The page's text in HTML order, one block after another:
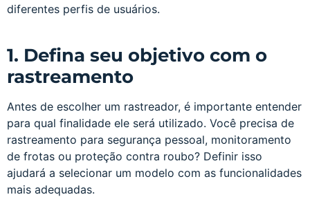
diferentes perfis de usuários.
1. Defina seu objetivo com o
rastreamento
Antes de escolher um rastreador, é importante entender
para qual finalidade ele será utilizado. Você precisa de
rastreamento para segurança pessoal, monitoramento
de frotas ou proteção contra roubo? Definir isso
ajudará a selecionar um modelo com as funcionalidades
mais adequadas.